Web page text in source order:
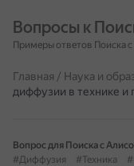
Вопросы к
Примеры ответов Поиска
Главная / Наука и
диффузии в технике и
Вопрос для Поиска с
#Диффузия
#Техника